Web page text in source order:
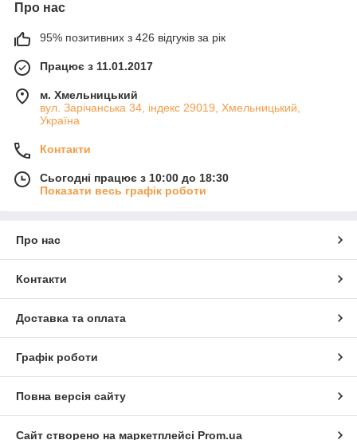
Про нас
95% позитивних з 426 відгуків за рік
Працює з 11.01.2017
м. Хмельницький
вул. Зарічанська 34, індекс 29019, Хмельницький,
Україна
Контакти
Сьогодні працює з 10:00 до 18:30
Показати весь графік роботи
Про нас
Контакти
Доставка та оплата
Графік роботи
Повна версія сайту
Сайт створено на маркетплейсі Prom.ua